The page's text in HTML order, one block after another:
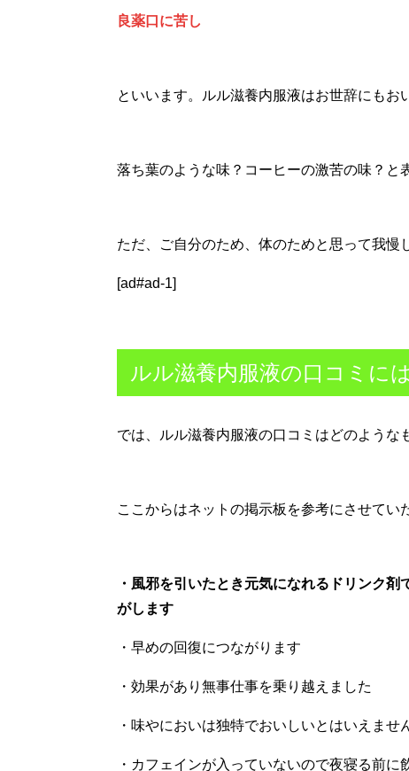
良薬口に苦し
といいます。ルル滋養内服液はお世辞にもお
落ち葉のような味？コーヒーの激苦の味？と
ただ、ご自分のため、体のためと思って我慢
[ad#ad-1]
ルル滋養内服液の口コミに
では、ルル滋養内服液の口コミはどのような
ここからはネットの掲示板を参考にさせてい
・風邪を引いたとき元気になれるドリンク
がします
・早めの回復につながります
・効果があり無事仕事を乗り越えました
・味やにおいは独特でおいしいとはいえま
・カフェインが入っていないので夜寝る前に